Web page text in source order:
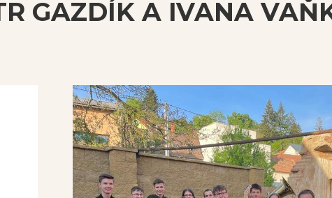
GAZDÍK A IVANA